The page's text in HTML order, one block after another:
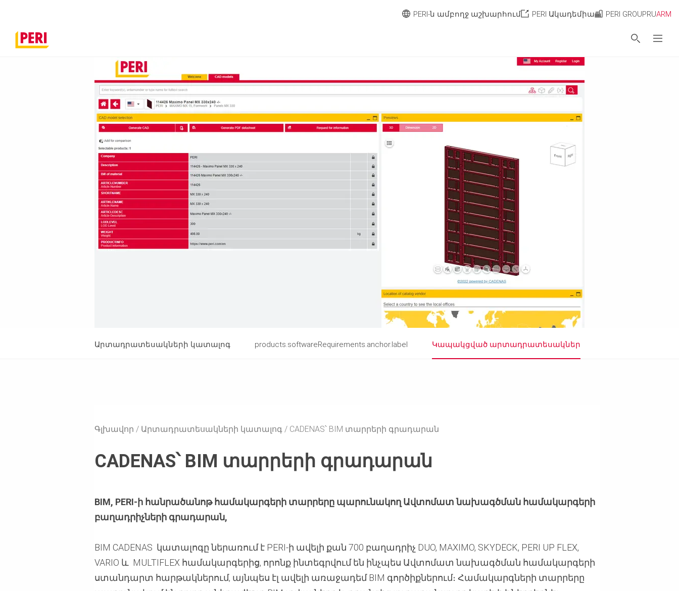
Արտադրատեսակների կատալոգ products.softwareRequirements.anchor.label Կապակցված արտադրատեսակներ
Գլխավոր Արտադրատեսակների կատալոգ CADENAS՝ BIM տարրերի գրադարան
CADENAS՝ BIM տարրերի գրադարան
BIM, PERI-ի հանրածանոթ համակարգերի տարրերը պարունակող Ավտոմատ նախագծման համակարգերի
բաղադրիչների գրադարան,
BIM CADENAS կատալոգը ներառում է PERI-ի ավելի քան 700 բաղադրիչ DUO, MAXIMO, SKYDECK, PERI UP FLEX,
VARIO և MULTIFLEX համակարգերից, որոնք ինտեգրվում են ինչպես Ավտոմատ նախագծման համակարգերի
ստանդարտ հարթակներում, այնպես էլ ավելի առաջադեմ BIM գործիքներում։ Համակարգների տարրերը
PERI-ն ամբողջ աշխարհում PERI Ակադեմիա PERI GROUPRUARM